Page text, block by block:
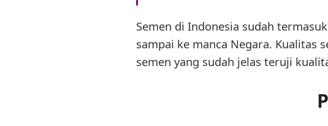
Semen di Indonesia sudah
sampai ke manca Negara. Kualitas
semen yang sudah jelas teruji